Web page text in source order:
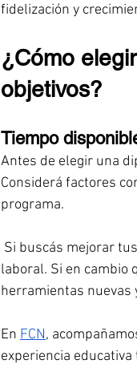
fidelización y
¿Cómo
objetivos?
Tiempo
Antes de elegir una
Considerá factores
programa.
Si buscás mejorar
laboral. Si en cambio
herramientas nuevas
En FCN,
experiencia